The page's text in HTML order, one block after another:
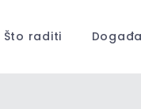
Što raditi